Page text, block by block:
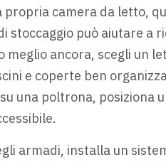
camera da letto,
stoccaggio può aiutare a
meglio ancora, scegli un
e coperte ben
una poltrona, posiziona
armadi, installa un